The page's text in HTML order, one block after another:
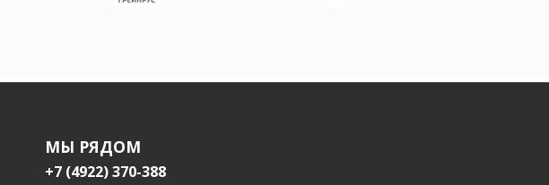
МЫ РЯДОМ
+7 (4922) 370-388